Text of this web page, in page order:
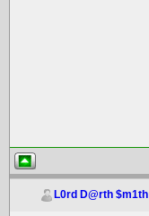
L0rd D@rth $m1th